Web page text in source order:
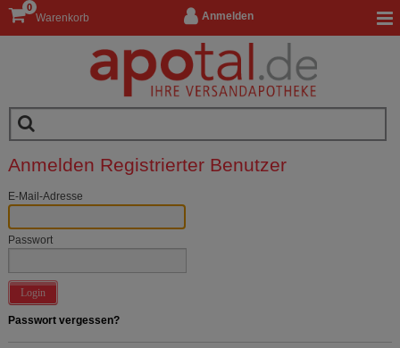
Anmelden
Warenkorb
0
Anmelden Registrierter Benutzer
E-Mail-Adresse
Passwort
Login
Passwort vergessen?